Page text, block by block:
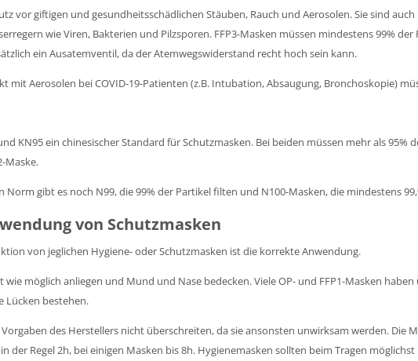
vor giftigen und gesundheitsschädlichen Stäuben, Rauch und Aerosolen. Sie sind
wie Viren, Bakterien und Pilzsporen. FFP3-Masken müssen mindestens 99%
ein Ausatemventil, da der Atemwegswiderstand recht hoch sein kann.
mit Aerosolen bei COVID-19-Patienten (z.B. Intubation, Absaugung, Bronchoskopie)
KN95 ein chinesischer Standard für Schutzmasken. Bei beiden müssen mehr als
Maske.
Norm gibt es noch N99, die 99% der Partikel filten und N100-Masken, die mindestens
von Schutzmasken
von jeglichen Hygiene- oder Schutzmasken ist die korrekte Anwendung.
wie möglich anliegen und Mund und Nase bedecken. Viele OP- und FFP1-Masken
Lücken bestehen.
des Herstellers nicht überschreiten, da sie ansonsten unwirksam werden. Die
der Regel 2h, bei einigen Masken bis 8h. Hygienemasken sollten beim Tragen